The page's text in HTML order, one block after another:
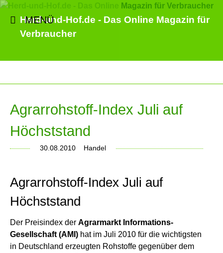
Herd-und-Hof.de - Das Online Magazin für
Verbraucher
MENÜ
Agrarrohstoff-Index Juli auf
Höchststand
30.08.2010 Handel
Agrarrohstoff-Index Juli auf
Höchststand
Der Preisindex der Agrarmarkt Informations-
Gesellschaft (AMI) hat im Juli 2010 für die wichtigsten
in Deutschland erzeugten Rohstoffe gegenüber dem